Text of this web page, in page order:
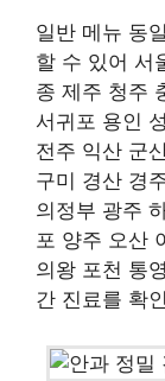
일반 메뉴 동
할 수 있어 서
종 제주 청주
서귀포 용인
전주 익산 군
구미 경산 경
의정부 광주
포 양주 오산
의왕 포천 통
간 진료를 확